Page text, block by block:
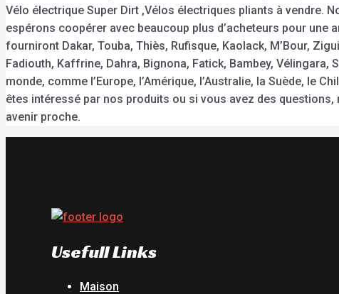
Vélo électrique Super Dirt ,Vélos électriques pliants à vendre.
espérons coopérer avec beaucoup plus d’acheteurs pour
fourniront Dakar, Touba, Thiès, Rufisque, Kaolack, M’Bour,
Fadiouth, Kaffrine, Dahra, Bignona, Fatick, Bambey,
monde, comme l’Europe, l’Amérique, l’Australie, la Suède, le
êtes intéressé par nos produits ou si vous avez des
avenir proche.
Usefull Links
Maison